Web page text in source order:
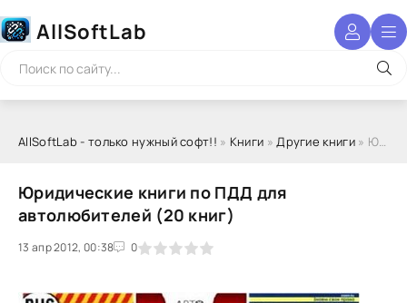
AllSoftLab
AllSoftLab - только нужный софт!! » Книги »Другие книги» Юридические книги по ПДД для автолюбителей (20 книг)
Юридические книги по ПДД для
автолюбителей (20 книг)
13 апр 2012, 00:38 0
1 2 3 4 5